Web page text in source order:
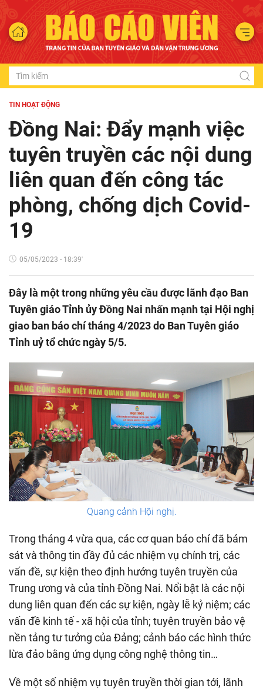
TIN HOẠT ĐỘNG
Đồng Nai: Đẩy mạnh việc
tuyên truyền các nội dung
liên quan đến công tác
phòng, chống dịch Covid-
19
05/05/2023 - 18:39'
Đây là một trong những yêu cầu được lãnh đạo Ban
Tuyên giáo Tỉnh ủy Đồng Nai nhấn mạnh tại Hội nghị
giao ban báo chí tháng 4/2023 do Ban Tuyên giáo
Tỉnh uỷ tổ chức ngày 5/5.
Quang cảnh Hội nghị.
Trong tháng 4 vừa qua, các cơ quan báo chí đã bám
sát và thông tin đầy đủ các nhiệm vụ chính trị, các
vấn đề, sự kiện theo định hướng tuyên truyền của
Trung ương và của tỉnh Đồng Nai. Nổi bật là các nội
dung liên quan đến các sự kiện, ngày lễ kỷ niệm; các
vấn đề kinh tế - xã hội của tỉnh; tuyên truyền bảo vệ
nền tảng tư tưởng của Đảng; cảnh báo các hình thức
lừa đảo bằng ứng dụng công nghệ thông tin…
Về một số nhiệm vụ tuyên truyền thời gian tới, lãnh